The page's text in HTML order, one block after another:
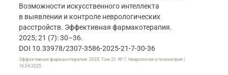
Возможности искусственного интеллекта
в выявлении и контроле неврологических
расстройств. Эффективная фармакотерапия.
2025; 21 (7): 30–36.
DOI 10.33978/2307-3586-2025-21-7-30-36
Эффективная фармакотерапия. 2025. Том 21. № 7. Неврология и психиатрия |
16.04.2025